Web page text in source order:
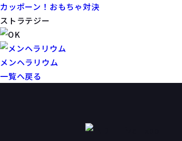
カッポーン！おもちゃ対決
ストラテジー
メンヘラリウム
一覧へ戻る